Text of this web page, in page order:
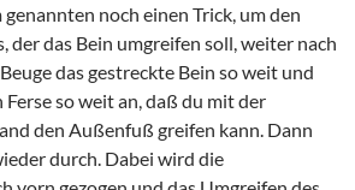
genannten noch einen Trick, um den
der das Bein umgreifen soll, weiter nach
das gestreckte Bein so weit und
Ferse so weit an, daß du mit der
den Außenfuß greifen kann. Dann
durch. Dabei wird die